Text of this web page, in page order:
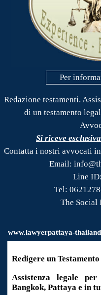
Per
Redazione testamenti.
di un testamento
Si riceve
Contatta i nostri avvocati
Email:
Line
Tel:
The Social
www.lawyerpattaya-
Redigere un
Assistenza legale
Bangkok, Pattaya e in